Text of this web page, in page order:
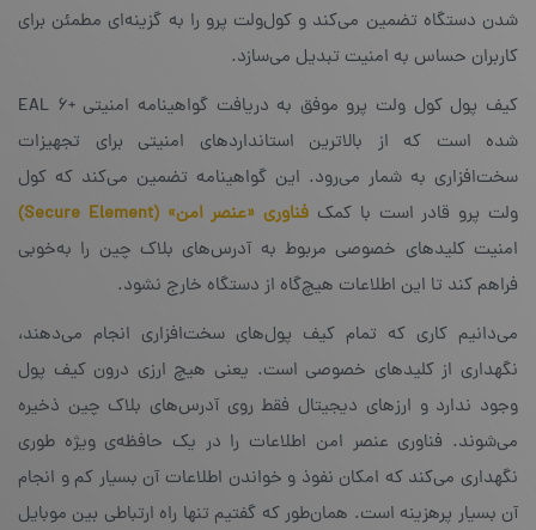
شدن دستگاه تضمین می‌کند و کول‌ولت پرو را به گزینه‌ای مطمئن برای
کاربران حساس به امنیت تبدیل می‌سازد.
کیف پول کول ولت پرو موفق به دریافت گواهینامه‌ امنیتی +‌EAL 6
شده است که از بالاترین استانداردهای امنیتی برای تجهیزات
سخت‌افزاری به شمار می‌رود. این گواهینامه تضمین می‌کند که کول
ولت پرو قادر است با کمک فناوری «عنصر امن» (Secure Element)
امنیت کلیدهای خصوصی مربوط به آدرس‌های بلاک چین را به‌خوبی
فراهم کند تا این اطلاعات هیچ‌گاه از دستگاه خارج نشود.
می‌دانیم کاری که تمام کیف پول‌های سخت‌افزاری انجام می‌دهند،
نگهداری از کلیدهای خصوصی است. یعنی هیچ ارزی درون کیف پول
وجود ندارد و ارزهای دیجیتال فقط روی آدرس‌های بلاک چین ذخیره
می‌شوند. فناوری عنصر امن اطلاعات را در یک حافظه‌ی ویژه طوری
نگهداری می‌کند که امکان نفوذ و خواندن اطلاعات آن بسیار کم و انجام
آن بسیار پرهزینه است. همان‌طور که گفتیم تنها راه ارتباطی بین موبایل